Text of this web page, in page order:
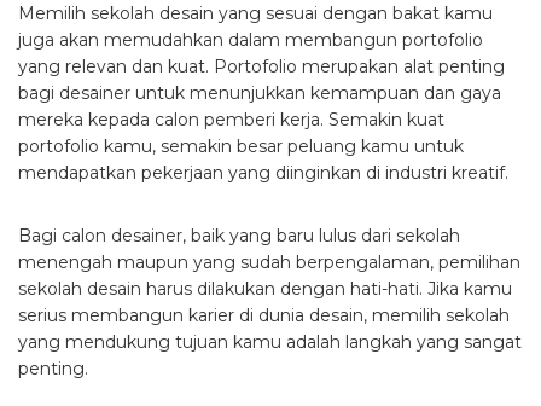
Memilih sekolah desain yang sesuai dengan bakat kamu
juga akan memudahkan dalam membangun portofolio
yang relevan dan kuat. Portofolio merupakan alat penting
bagi desainer untuk menunjukkan kemampuan dan gaya
mereka kepada calon pemberi kerja. Semakin kuat
portofolio kamu, semakin besar peluang kamu untuk
mendapatkan pekerjaan yang diinginkan di industri kreatif.
Bagi calon desainer, baik yang baru lulus dari sekolah
menengah maupun yang sudah berpengalaman, pemilihan
sekolah desain harus dilakukan dengan hati-hati. Jika kamu
serius membangun karier di dunia desain, memilih sekolah
yang mendukung tujuan kamu adalah langkah yang sangat
penting.